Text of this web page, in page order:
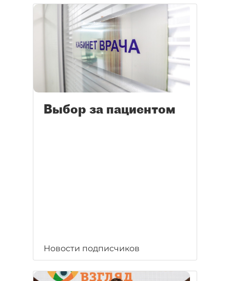
Выбор за пациентом
Новости подписчиков